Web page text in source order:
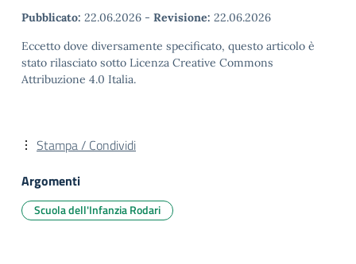
Pubblicato: 22.06.2026 - Revisione: 22.06.2026
Eccetto dove diversamente specificato, questo articolo è
stato rilasciato sotto Licenza Creative Commons
Attribuzione 4.0 Italia.
Stampa / Condividi
Argomenti
Scuola dell'Infanzia Rodari